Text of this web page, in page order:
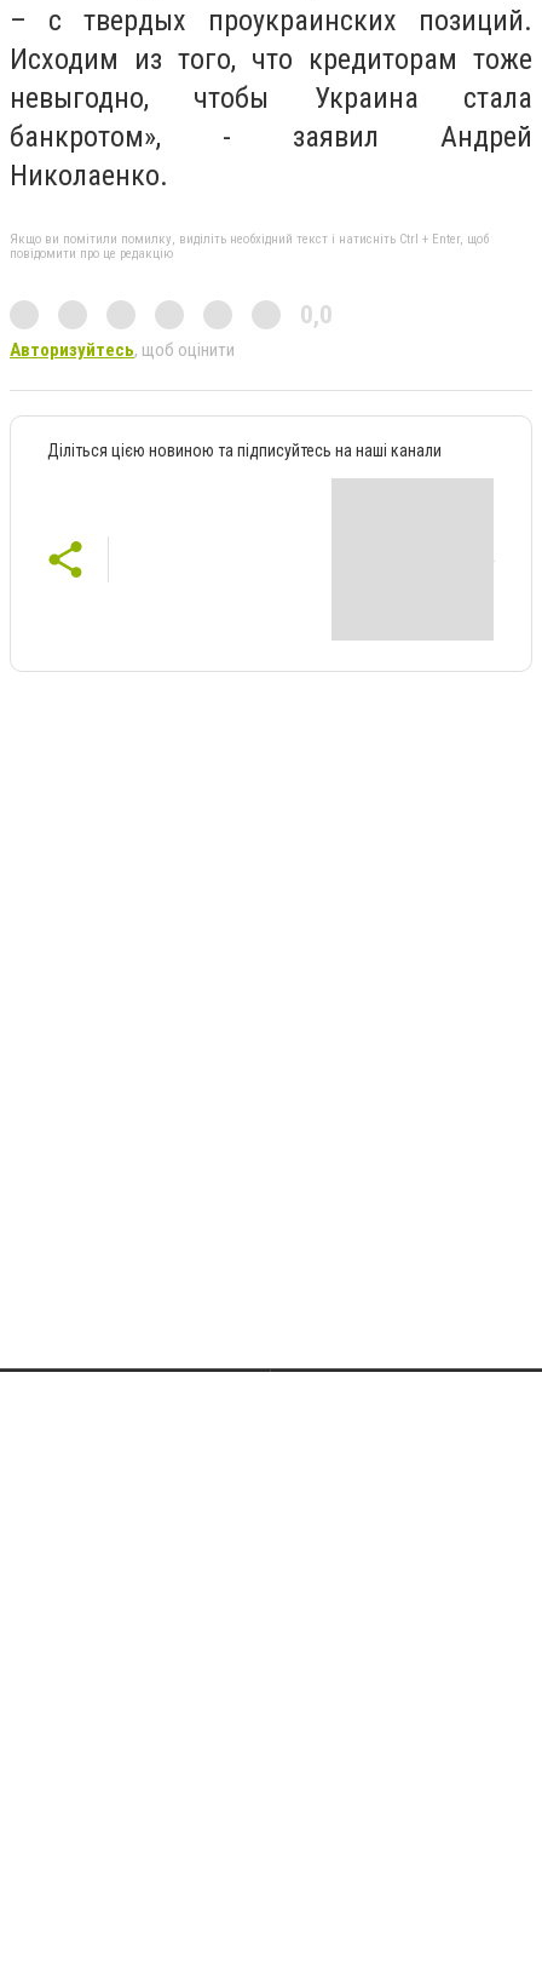
– с твердых проукраинских позиций.
Исходим из того, что кредиторам тоже
невыгодно, чтобы Украина стала
банкротом», - заявил Андрей
Николаенко.
Якщо ви помітили помилку, виділіть необхідний текст і натисніть Ctrl + Enter, щоб
повідомити про це редакцію
0,0
Авторизуйтесь, щоб оцінити
Діліться цією новиною та підписуйтесь на наші канали